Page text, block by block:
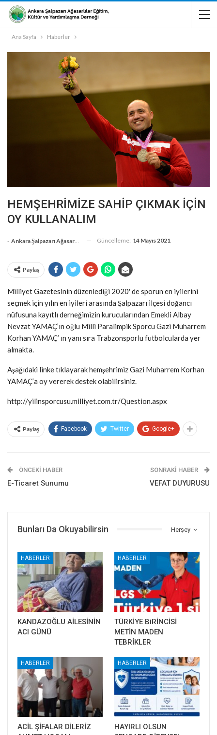
Ana Sayfa Haberler
HEMŞEHRİMİZE SAHİP ÇIKMAK İÇİN
OY KULLANALIM
- Ankara Şalpazarı Ağasarlılar Eğitim Kültür Ve Dayanışma Derneği Güncelleme: 14 Mayıs 2021
Paylaş
Milliyet Gazetesinin düzenlediği 2020′ de sporun en iyilerini
seçmek için yılın en iyileri arasında Şalpazarı ilçesi doğancı
nüfusuna kayıtlı derneğimizin kurucularından Emekli Albay
Nevzat YAMAÇ’ın oğlu Milli Paralimpik Sporcu Gazi Muharrem
Korhan YAMAÇ’ ın yanı sıra Trabzonsporlu futbolcularda yer
almakta.
Aşağıdaki linke tıklayarak hemşehrimiz Gazi Muharrem Korhan
YAMAÇ’a oy vererek destek olabilirsiniz.
http://yilinsporcusu.milliyet.com.tr/Question.aspx
Paylaş Facebook Twitter Google+
ÖNCEKI HABER
E-Ticaret Sunumu
SONRAKI HABER
VEFAT DUYURUSU
Herşey
Bunları Da Okuyabilirsin
HABERLER
KANDAZOĞLU AİLESİNİN
ACI GÜNÜ
HABERLER
TÜRKİYE BiRİNCİSİ
METİN MADEN
TEBRİKLER
HABERLER
ACİL ŞİFALAR DİLERİZ
HABERLER
HAYIRLI OLSUN